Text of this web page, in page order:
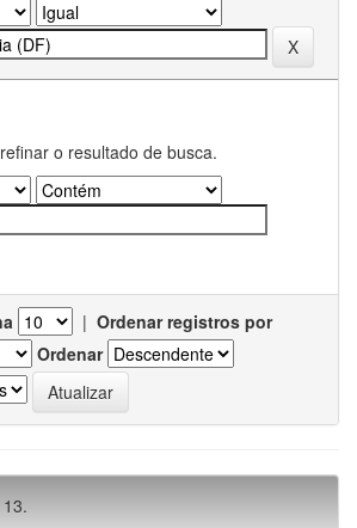
o resultado de busca.
| Ordenar registros por
Ordenar